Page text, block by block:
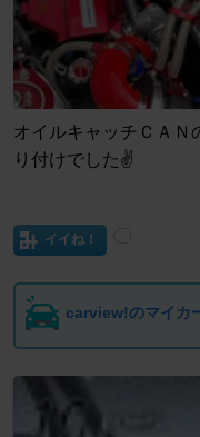
オイルキャッチＣＡＮ
り付けでした✌️
イイね！
carview!のマイカ